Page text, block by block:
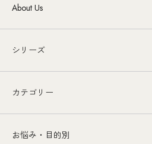
About Us
シリーズ
カテゴリー
お悩み・目的別